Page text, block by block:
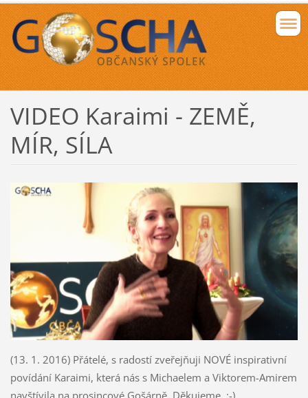
VIDEO Karaimi - ZEMĚ,
MÍR, SÍLA
(13. 1. 2016) Přátelé, s radostí zveřejňuji NOVÉ inspirativní
povídání Karaimi, která nás s Michaelem a Viktorem-Amirem